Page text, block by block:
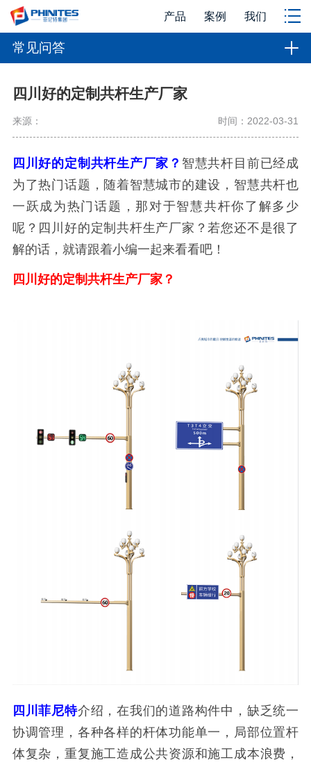
产品 案例 我们
常见问答
四川好的定制共杆生产厂家
来源： 时间：2022-03-31
四川好的定制共杆生产厂家？ 智慧共杆目前已经成
为了热门话题，随着智慧城市的建设，智慧共杆也
一跃成为热门话题，那对于智慧共杆你了解多少
呢？四川好的定制共杆生产厂家？若您还不是很了
解的话，就请跟着小编一起来看看吧！
四川好的定制共杆生产厂家？
四川菲尼特介绍，在我们的道路构件中，缺乏统一
协调管理，各种各样的杆体功能单一，局部位置杆
体复杂，重复施工造成公共资源和施工成本浪费，